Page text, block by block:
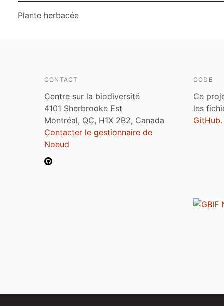
Plante herbacée
CONTACT
Centre sur la biodiversité
4101 Sherbrooke Est
Montréal, QC, H1X 2B2, Canada
Contacter le gestionnaire de
Noeud
CODE
Ce
les
GitHub.